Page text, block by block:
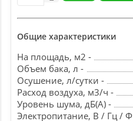
Общие характеристики
На площадь, м2 -
Объем бака, л -
Осушение, л/сутки -
Расход воздуха, м3/ч -
Уровень шума, дБ(А) -
Электропитание, В / Гц /